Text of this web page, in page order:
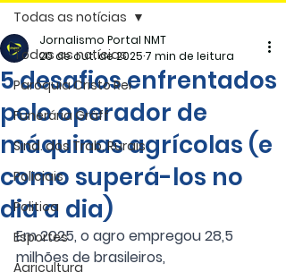
Todas as notícias
Paróquia Cristo Rei
Funerária Gräff
Sind. dos Trab. Rurais
Policiais
Politica
Esportes
Agricultura
Todas as notícias
5 desafios enfrentados
pelo operador de
máquinas agrícolas (e
como superá-los no
dia a dia)
Jornalismo Portal NMT
20 de out. de 2025 7 min de leitura
Em 2025, o agro empregou 28,5
milhões de brasileiros,